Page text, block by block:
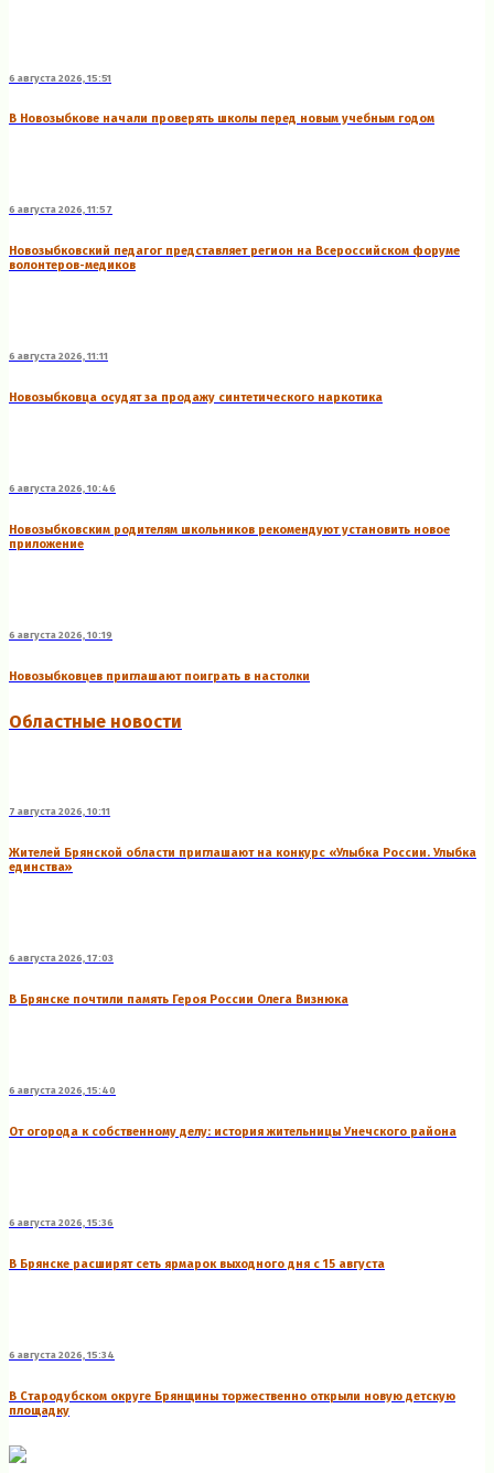
6 августа 2026, 15:51
В Новозыбкове начали проверять школы перед новым учебным годом
6 августа 2026, 11:57
Новозыбковский педагог представляет регион на Всероссийском форуме
волонтеров-медиков
6 августа 2026, 11:11
Новозыбковца осудят за продажу синтетического наркотика
6 августа 2026, 10:46
Новозыбковским родителям школьников рекомендуют установить новое
приложение
6 августа 2026, 10:19
Новозыбковцев приглашают поиграть в настолки
Областные новости
7 августа 2026, 10:11
Жителей Брянской области приглашают на конкурс «Улыбка России. Улыбка
единства»
6 августа 2026, 17:03
В Брянске почтили память Героя России Олега Визнюка
6 августа 2026, 15:40
От огорода к собственному делу: история жительницы Унечского района
6 августа 2026, 15:36
В Брянске расширят сеть ярмарок выходного дня с 15 августа
6 августа 2026, 15:34
В Стародубском округе Брянщины торжественно открыли новую детскую
площадку